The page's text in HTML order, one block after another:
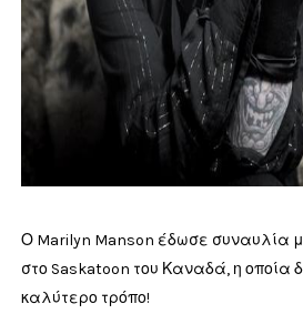
Ο Marilyn Manson έδωσε συναυλία
στο Saskatoon του Καναδά, η οποία
καλύτερο τρόπο!